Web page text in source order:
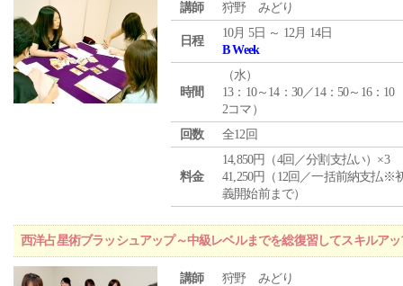
講師 狩野 みどり
日程
10月 5日 ～ 12月 14日
B Week
時間
（水）
13：10～14：30／14：50～16：10
2コマ）
回数
全12回
料金
14,850円（4回／分割支払い）×3
41,250円（12回／一括前納支払※
義開始前まで）
西洋占星術ブラッシュアップ～中級レベルまでを総復習してスキルア
講師 狩野 みどり